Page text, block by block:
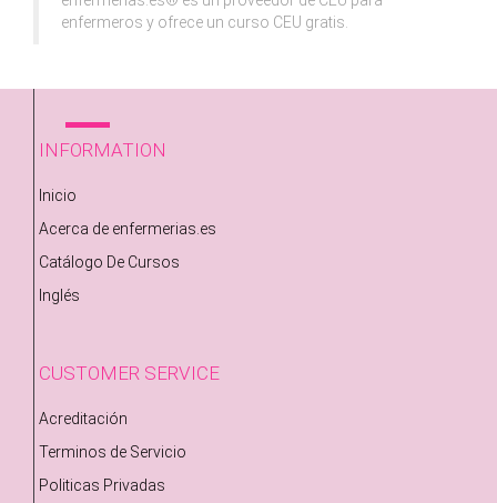
enfermeros y ofrece un curso CEU gratis.
INFORMATION
Inicio
Acerca de enfermerias.es
Catálogo De Cursos
Inglés
CUSTOMER SERVICE
Acreditación
Terminos de Servicio
Politicas Privadas